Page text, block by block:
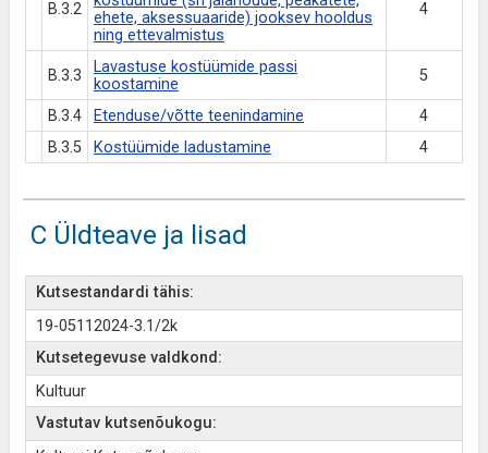
B.3.2
ehete, aksessuaaride) jooksev hooldus
ning ettevalmistus
4
B.3.3
Lavastuse kostüümide passi
koostamine
5
B.3.4 Etenduse/võtte teenindamine
4
B.3.5
Kostüümide ladustamine 4
C Üldteave ja lisad
Kutsestandardi tähis:
19-05112024-3.1/2k
Kutsetegevuse valdkond:
Kultuur
Vastutav kutsenõukogu: